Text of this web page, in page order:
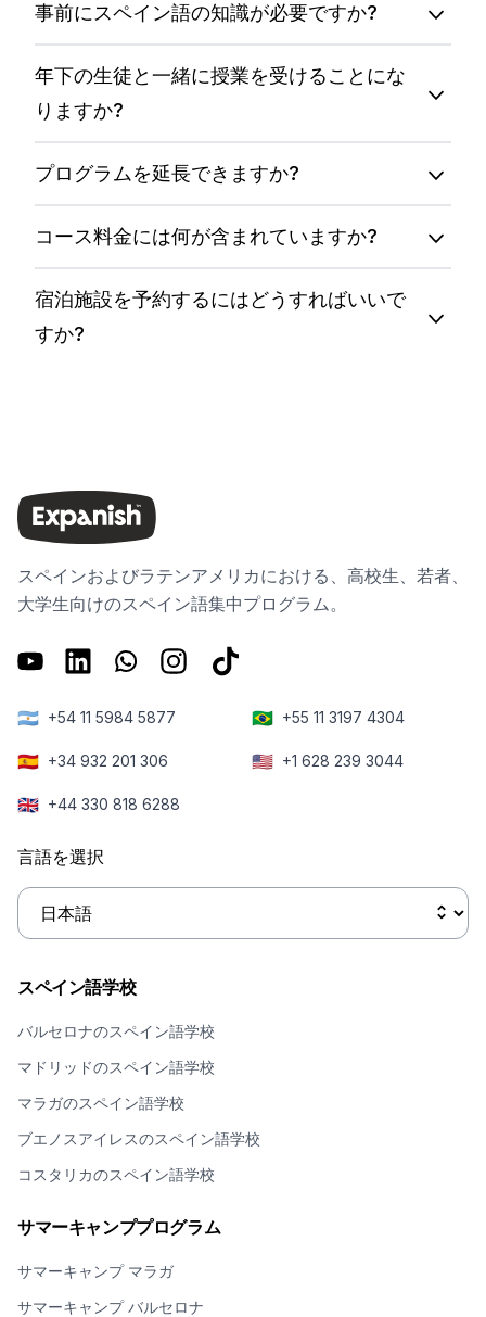
事前にスペイン語の知識が必要ですか?
年下の生徒と一緒に授業を受けることにな
りますか?
プログラムを延長できますか?
コース料金には何が含まれていますか?
宿泊施設を予約するにはどうすればいいで
すか?
スペインおよびラテンアメリカにおける、高校生、若者、
大学生向けのスペイン語集中プログラム。
🇦🇷 +54 11 5984 5877 🇧🇷 +55 11 3197 4304
🇪🇸 +34 932 201 306 🇺🇸 +1 628 239 3044
🇬🇧 +44 330 818 6288
言語を選択
スペイン語学校
バルセロナのスペイン語学校
マドリッドのスペイン語学校
マラガのスペイン語学校
ブエノスアイレスのスペイン語学校
コスタリカのスペイン語学校
サマーキャンププログラム
サマーキャンプ マラガ
サマーキャンプ バルセロナ